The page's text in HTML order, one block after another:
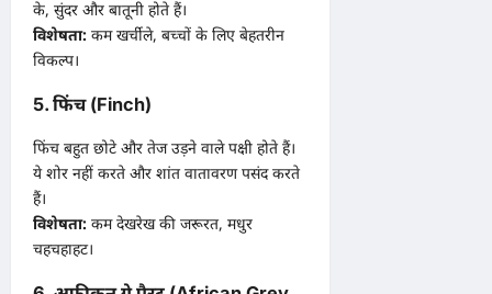
के, सुंदर और बातूनी होते हैं।
विशेषता: कम खर्चीले, बच्चों के लिए बेहतरीन
विकल्प।
5. फिंच (Finch)
फिंच बहुत छोटे और तेज उड़ने वाले पक्षी होते हैं।
ये शोर नहीं करते और शांत वातावरण पसंद करते
हैं।
विशेषता: कम देखरेख की जरूरत, मधुर
चहचहाहट।